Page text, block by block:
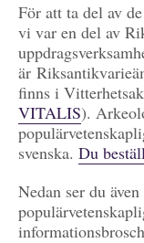
För att ta del av
vi var en del av
är
finns i
VITALIS).
svenska. Du
Nedan ser du